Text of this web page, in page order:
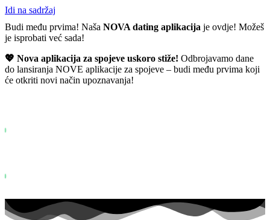
Idi na sadržaj
Budi među prvima! Naša NOVA dating aplikacija je ovdje! Možeš
je isprobati već sada!
💖 Nova aplikacija za spojeve uskoro stiže! Odbrojavamo dane
do lansiranja NOVE aplikacije za spojeve – budi među prvima koji
će otkriti novi način upoznavanja!